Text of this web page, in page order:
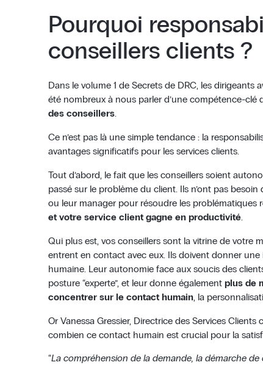
Pourquoi
conseillers clients ?
Dans le volume 1 de Secrets de DRC, les
été nombreux à nous parler d’une compétence-clé
des conseillers.
Ce n’est pas là une simple tendance : la
avantages significatifs pour les services clients.
Tout d’abord, le fait que les conseillers soient
passé sur le problème du client. Ils n’ont pas
ou leur manager pour résoudre les problématiques
et votre service client gagne en productivité.
Qui plus est, vos conseillers sont la vitrine de votre
entrent en contact avec eux. Ils doivent donner
humaine. Leur autonomie face aux soucis des
posture “experte”, et leur donne égalementplus de
concentrer sur le contact humain , la
Or Vanessa Gressier, Directrice des Services
combien ce contact humain est crucial pour la
“La compréhension de la demande, la démarche